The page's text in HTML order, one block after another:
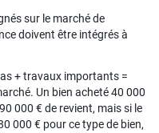
sur le marché de
doivent être intégrés à
+ travaux importants =
Un bien acheté 40 000
000 € de revient, mais si le
000 € pour ce type de bien,